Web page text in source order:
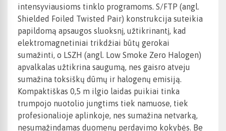
intensyviausioms tinklo programoms. S/FTP (angl.
Shielded Foiled Twisted Pair) konstrukcija suteikia
papildomą apsaugos sluoksnį, užtikrinantį, kad
elektromagnetiniai trikdžiai būtų gerokai
sumažinti, o LSZH (angl. Low Smoke Zero Halogen)
apvalkalas užtikrina saugumą, nes gaisro atveju
sumažina toksiškų dūmų ir halogenų emisiją.
Kompaktiškas 0,5 m ilgio laidas puikiai tinka
trumpojo nuotolio jungtims tiek namuose, tiek
profesionalioje aplinkoje, nes sumažina netvarką,
nesumažindamas duomenų perdavimo kokybės. Be